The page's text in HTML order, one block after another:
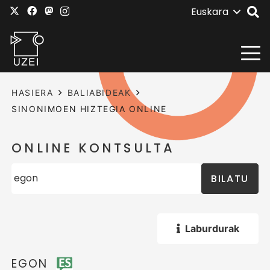
Euskara
HASIERA
BALIABIDEAK
SINONIMOEN HIZTEGIA ONLINE
ONLINE KONTSULTA
BILATU
Laburdurak
EGON